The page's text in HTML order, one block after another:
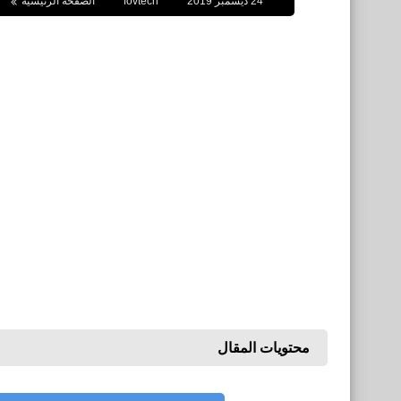
محتويات المقال